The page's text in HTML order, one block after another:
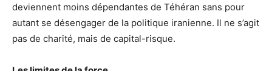
deviennent moins dépendantes de Téhéran sans pour
autant se désengager de la politique iranienne. Il ne s’agit
pas de charité, mais de capital-risque.